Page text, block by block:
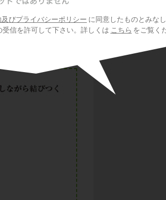
びプライバシーポリシー に同意したものとみなし
信を許可して下さい。詳しくは こちら をご覧く
につくのでした